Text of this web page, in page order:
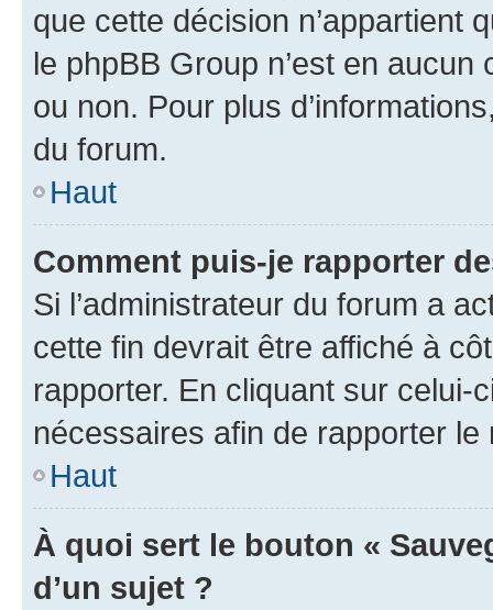
que cette décision n’appartient
le phpBB Group n’est en
ou non. Pour plus
du forum.
Haut
Comment puis-je rapporter
Si l’administrateur du forum a
cette fin devrait être affiché à
rapporter. En cliquant sur
nécessaires afin de rapporter le
Haut
À quoi sert le bouton «
d’un sujet ?